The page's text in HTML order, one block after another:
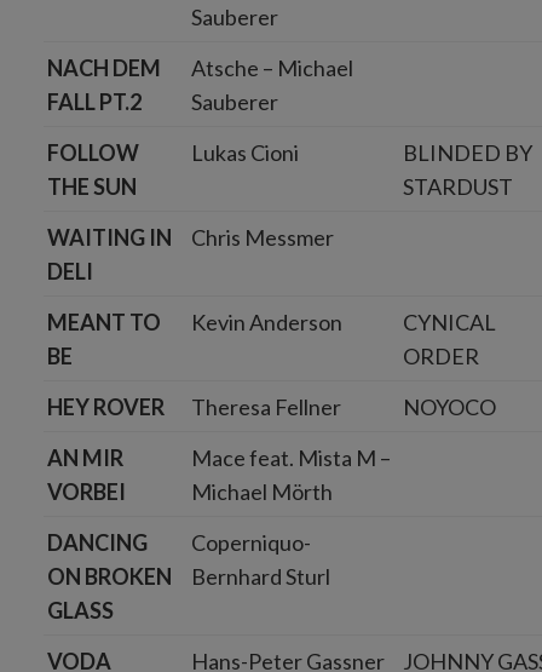
Sauberer
NACH DEM
FALL PT.2
Atsche – Michael
Sauberer
FOLLOW
THE SUN
Lukas Cioni
BLINDED BY
STARDUST
WAITING IN
DELI
Chris Messmer
MEANT TO
BE
Kevin Anderson
CYNICAL
ORDER
HEY ROVER
Theresa Fellner
NOYOCO
AN MIR
VORBEI
Mace feat. Mista M –
Michael Mörth
DANCING
ON BROKEN
GLASS
Coperniquo-
Bernhard Sturl
VODA Hans-Peter Gassner JOHNNY